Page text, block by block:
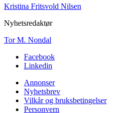
Kristina Fritsvold Nilsen
Nyhetsredaktør
Tor M. Nondal
Facebook
Linkedin
Annonser
Nyhetsbrev
Vilkår og bruksbetingelser
Personvern